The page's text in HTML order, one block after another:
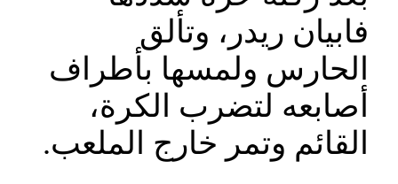
فابيان ريدر، وتألق
الحارس ولمسها بأطراف
أصابعه لتضرب الكرة،
القائم وتمر خارج الملعب.